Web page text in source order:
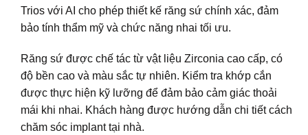
Trios với AI cho phép thiết kế răng sứ chính xác, đảm
bảo tính thẩm mỹ và chức năng nhai tối ưu.
Răng sứ được chế tác từ vật liệu Zirconia cao cấp, có
độ bền cao và màu sắc tự nhiên. Kiểm tra khớp cắn
được thực hiện kỹ lưỡng để đảm bảo cảm giác thoải
mái khi nhai. Khách hàng được hướng dẫn chi tiết cách
chăm sóc implant tại nhà.